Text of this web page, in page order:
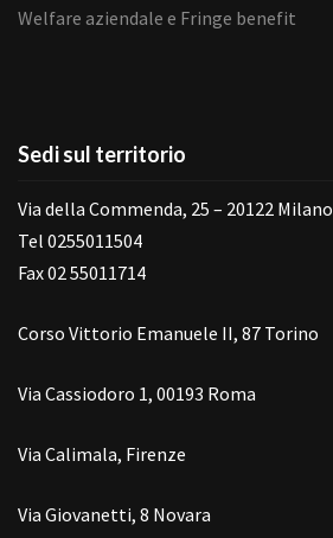
Welfare aziendale e Fringe benefit
Sedi sul territorio
Via della Commenda, 25 – 20122 Milano
Tel 0255011504
Fax 02 55011714
Corso Vittorio Emanuele II, 87 Torino
Via Cassiodoro 1, 00193 Roma
Via Calimala, Firenze
Via Giovanetti, 8 Novara